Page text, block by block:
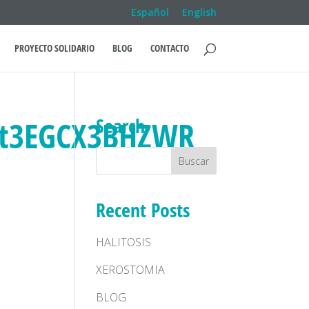
Español English
PROYECTO SOLIDARIO BLOG CONTACTO
Search
Recent Posts
HALITOSIS
XEROSTOMIA
BLOG